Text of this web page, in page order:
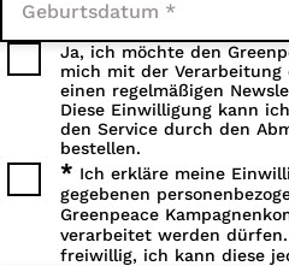
Ja, ich möchte den
mich mit der
einen regel­mäßigen
Diese Ein­willigung kann
den Service durch den
bestellen.
* Ich erkläre meine
gegebenen
Greenpeace
verarbeitet werden
freiwillig, ich kann diese